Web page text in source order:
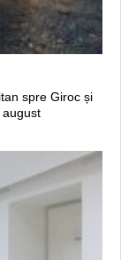
spre Giroc și
august